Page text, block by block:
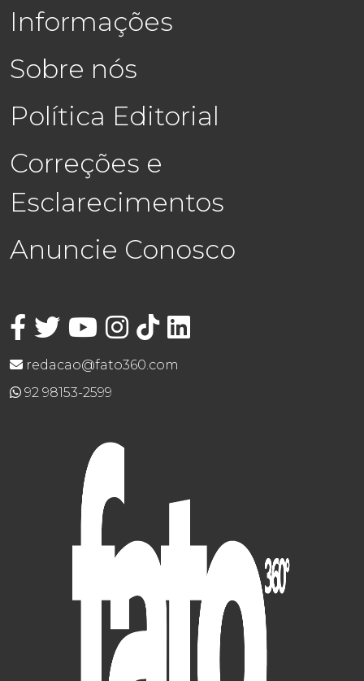
Informações
Sobre nós
Política Editorial
Correções e
Esclarecimentos
Anuncie Conosco
redacao@fato360.com
92 98153-2599